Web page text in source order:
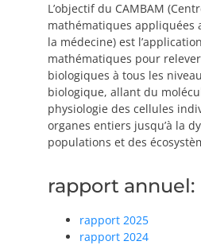
Ressources
Contact
Abonnement à l’infolettre
L’objectif du CAMBAM
mathématiques appliquées
la médecine) est
mathématiques pour
biologiques à tous les
biologique, allant du
physiologie des cellules
organes entiers jusqu’à la
populations et des
rapport annuel:
rapport 2025
rapport 2024